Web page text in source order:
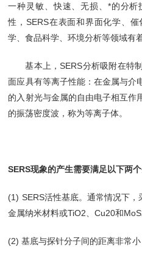
一种灵敏、快速、无损、*的分
性，SERS在表面和界面化学、
学、食品科学、环境分析等领域有
基本上，SERS分析吸附在特
面应具有等离子性能：在金属与介
的入射光与金属的自由电子相互作
的振荡密度波，称为等离子体。
SERS现象的产生需要满足以下两
(1) SERS活性基底。通常情况下
金属纳米材料或TiO2、Cu20和
(2) 基底与探针分子间的距离非常小